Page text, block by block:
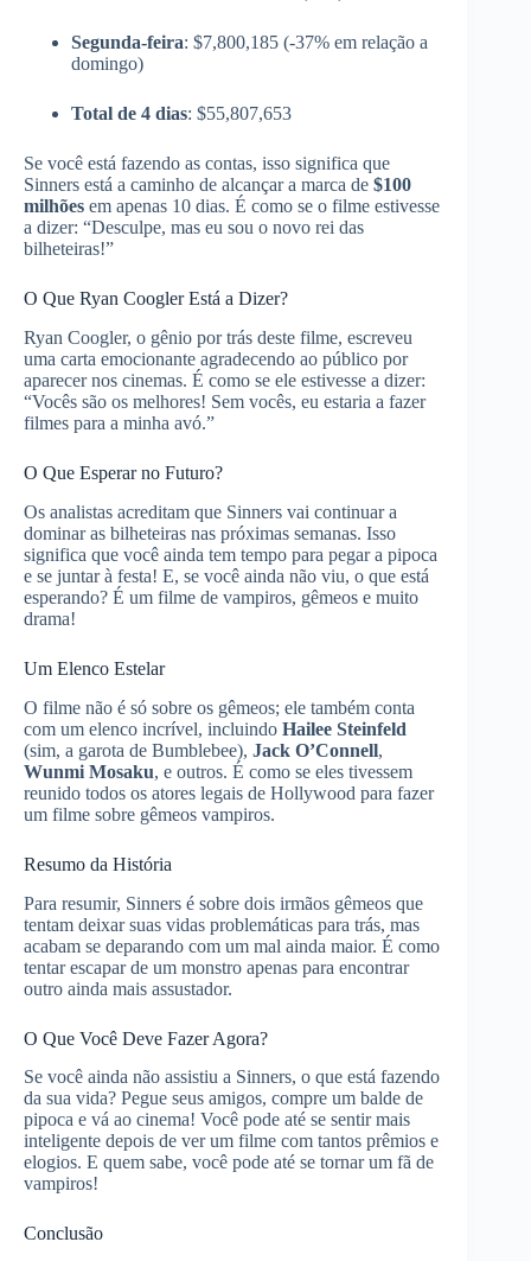
Segunda-feira: $7,800,185 (-37% em relação a
domingo)
Total de 4 dias: $55,807,653
Se você está fazendo as contas, isso significa que
Sinners está a caminho de alcançar a marca de $100
milhões em apenas 10 dias. É como se o filme estivesse
a dizer: “Desculpe, mas eu sou o novo rei das
bilheteiras!”
O Que Ryan Coogler Está a Dizer?
Ryan Coogler, o gênio por trás deste filme, escreveu
uma carta emocionante agradecendo ao público por
aparecer nos cinemas. É como se ele estivesse a dizer:
“Vocês são os melhores! Sem vocês, eu estaria a fazer
filmes para a minha avó.”
O Que Esperar no Futuro?
Os analistas acreditam que Sinners vai continuar a
dominar as bilheteiras nas próximas semanas. Isso
significa que você ainda tem tempo para pegar a pipoca
e se juntar à festa! E, se você ainda não viu, o que está
esperando? É um filme de vampiros, gêmeos e muito
drama!
Um Elenco Estelar
O filme não é só sobre os gêmeos; ele também conta
com um elenco incrível, incluindo Hailee Steinfeld
(sim, a garota de Bumblebee), Jack O’Connell,
Wunmi Mosaku, e outros. É como se eles tivessem
reunido todos os atores legais de Hollywood para fazer
um filme sobre gêmeos vampiros.
Resumo da História
Para resumir, Sinners é sobre dois irmãos gêmeos que
tentam deixar suas vidas problemáticas para trás, mas
acabam se deparando com um mal ainda maior. É como
tentar escapar de um monstro apenas para encontrar
outro ainda mais assustador.
O Que Você Deve Fazer Agora?
Se você ainda não assistiu a Sinners, o que está fazendo
da sua vida? Pegue seus amigos, compre um balde de
pipoca e vá ao cinema! Você pode até se sentir mais
inteligente depois de ver um filme com tantos prêmios e
elogios. E quem sabe, você pode até se tornar um fã de
vampiros!
Conclusão